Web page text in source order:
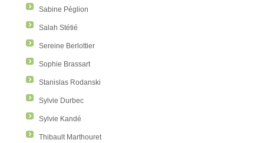
Sabine Péglion
Salah Stétié
Sereine Berlottier
Sophie Brassart
Stanislas Rodanski
Sylvie Durbec
Sylvie Kandé
Thibault Marthouret